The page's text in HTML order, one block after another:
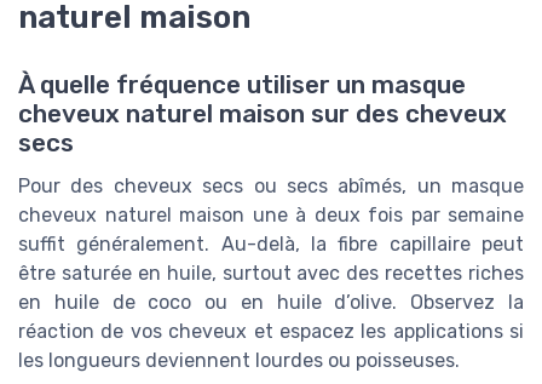
naturel maison
À quelle fréquence utiliser un masque
cheveux naturel maison sur des cheveux
secs
Pour des cheveux secs ou secs abîmés, un masque
cheveux naturel maison une à deux fois par semaine
suffit généralement. Au-delà, la fibre capillaire peut
être saturée en huile, surtout avec des recettes riches
en huile de coco ou en huile d’olive. Observez la
réaction de vos cheveux et espacez les applications si
les longueurs deviennent lourdes ou poisseuses.